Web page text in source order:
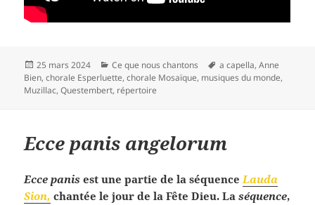
Publié
le
25 mars 2024 Catégories
Ce que nous chantons
Mots-
clés
a capella,Anne
Bien,chorale Esperluette,chorale Mosaïque, musiques du monde,
Muzillac,Questembert, répertoire
Ecce panis angelorum
Ecce panisest une partie de la séquenceLauda
Sion, chantée le jour de la Fête Dieu. Laséquence,